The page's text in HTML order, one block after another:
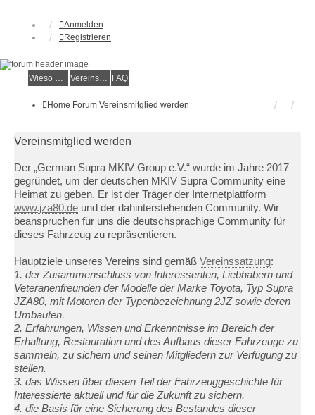
Anmelden
Registrieren
Wieso der e.V.? Vereinsmitglied werden FAQ
Home Forum Vereinsmitglied werden
Vereinsmitglied werden
Der „German Supra MKIV Group e.V.“ wurde im Jahre 2017
gegründet, um der deutschen MKIV Supra Community eine
Heimat zu geben. Er ist der Träger der Internetplattform
www.jza80.de und der dahinterstehenden Community. Wir
beanspruchen für uns die deutschsprachige Community für
dieses Fahrzeug zu repräsentieren.
Hauptziele unseres Vereins sind gemäß Vereinssatzung:
1. der Zusammenschluss von Interessenten, Liebhabern und
Veteranenfreunden der Modelle der Marke Toyota, Typ Supra
JZA80, mit Motoren der Typenbezeichnung 2JZ sowie deren
Umbauten.
2. Erfahrungen, Wissen und Erkenntnisse im Bereich der
Erhaltung, Restauration und des Aufbaus dieser Fahrzeuge zu
sammeln, zu sichern und seinen Mitgliedern zur Verfügung zu
stellen.
3. das Wissen über diesen Teil der Fahrzeuggeschichte für
Interessierte aktuell und für die Zukunft zu sichern.
4. die Basis für eine Sicherung des Bestandes dieser